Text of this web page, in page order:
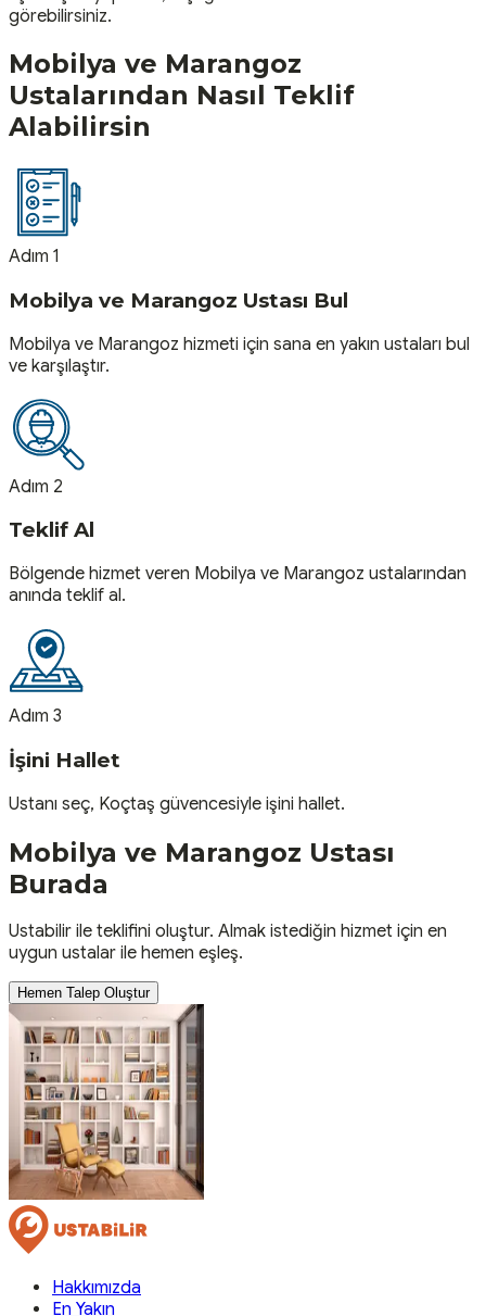
görebilirsiniz.
Mobilya ve Marangoz
Ustalarından Nasıl Teklif
Alabilirsin
Adım 1
Mobilya ve Marangoz Ustası Bul
Mobilya ve Marangoz hizmeti için sana en yakın ustaları bul
ve karşılaştır.
Adım 2
Teklif Al
Bölgende hizmet veren Mobilya ve Marangoz ustalarından
anında teklif al.
Adım 3
İşini Hallet
Ustanı seç, Koçtaş güvencesiyle işini hallet.
Mobilya ve Marangoz Ustası
Burada
Ustabilir ile teklifini oluştur. Almak istediğin hizmet için en
uygun ustalar ile hemen eşleş.
Hemen Talep Oluştur
Hakkımızda
En Yakın